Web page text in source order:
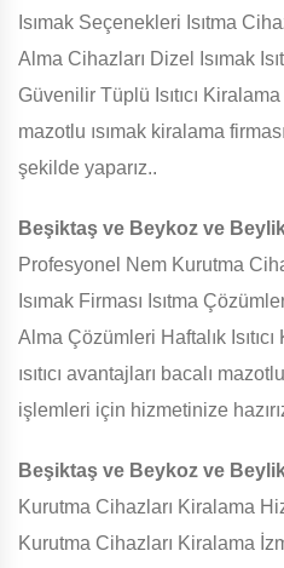
Isımak Seçenekleri Isıtma
Alma Cihazları Dizel Isımak
Güvenilir Tüplü Isıtıcı
mazotlu ısımak kiralama
şekilde yaparız..
Beşiktaş ve Beykoz ve
Profesyonel Nem Kurutma
Isımak Firması Isıtma
Alma Çözümleri Haftalık
ısıtıcı avantajları bacalı
işlemleri için hizmetinize
Beşiktaş ve Beykoz ve
Kurutma Cihazları Kiralama
Kurutma Cihazları Kiralama